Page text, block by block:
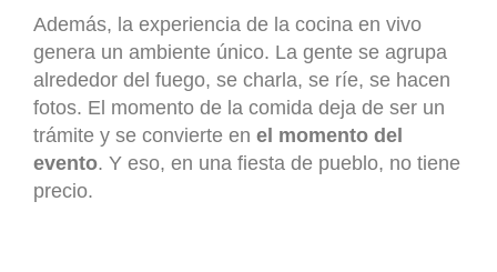
Además, la experiencia de la cocina en vivo
genera un ambiente único. La gente se agrupa
alrededor del fuego, se charla, se ríe, se hacen
fotos. El momento de la comida deja de ser un
trámite y se convierte en el momento del
evento. Y eso, en una fiesta de pueblo, no tiene
precio.